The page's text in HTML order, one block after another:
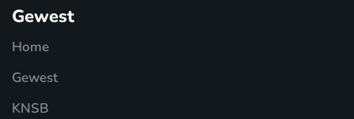
Gewest
Home
Gewest
KNSB